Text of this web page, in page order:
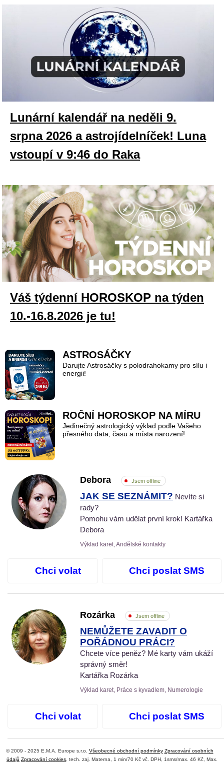
Lunární kalendář na neděli 9.
srpna 2026 a astrojídelníček! Luna
vstoupí v 9:46 do Raka
Váš týdenní HOROSKOP na týden
10.-16.8.2026 je tu!
ASTROSÁČKY
Darujte Astrosáčky s polodrahokamy pro sílu i
energii!
ROČNÍ HOROSKOP NA MÍRU
Jedinečný astrologický výklad podle Vašeho
přesného data, času a místa narození!
Debora Jsem offline
JAK SE SEZNÁMIT? Nevíte si
rady?
Pomohu vám udělat první krok! Kartářka
Debora
Výklad karet, Andělské kontakty
Chci volat Chci poslat SMS
Rozárka Jsem offline
NEMŮŽETE ZAVADIT O
POŘÁDNOU PRÁCI?
Chcete více peněz? Mé karty vám ukáží
správný směr!
Kartářka Rozárka
Výklad karet, Práce s kyvadlem, Numerologie
Chci volat Chci poslat SMS
© 2009 - 2025 E.M.A. Europe s.r.o. Všeobecné obchodní podmínky Zpracování osobních
údajů Zpracování cookies , tech. zaj. Materna, 1 min/70 Kč vč. DPH, 1sms/max. 46 Kč, Max.